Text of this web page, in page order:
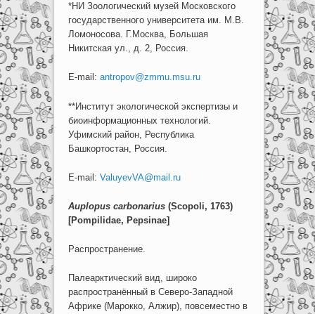
*НИ Зоологический музей Московского
государственного университета им. М.В.
Ломоносова. Г.Москва, Большая
Никитская ул., д. 2, Россия.
E-mail: antropov@zmmu.msu.ru
**Институт экологической экспертизы и
биоинформационных технологий.
Уфимский район, Республика
Башкортостан, Россия.
E-mail: ValuyevVA@mail.ru
Auplopus carbonarius(Scopoli, 1763)
[Pompilidae, Pepsinae]
Распространение.
Палеарктический вид, широко
распространённый в Северо-Западной
Африке (Марокко, Алжир), повсеместно в